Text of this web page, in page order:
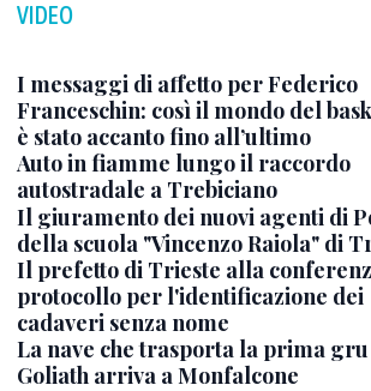
VIDEO
I messaggi di affetto per Federico
Franceschin: così il mondo del
è stato accanto fino all’ultimo
Auto in fiamme lungo il raccordo
autostradale a Trebiciano
Il giuramento dei nuovi agenti di
della scuola "Vincenzo Raiola" di
Il prefetto di Trieste alla
protocollo per l'identificazione dei
cadaveri senza nome
La nave che trasporta la prima gru
Goliath arriva a Monfalcone